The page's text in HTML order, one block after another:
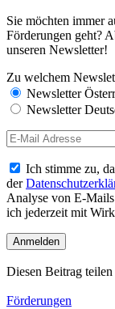
Sie möchten immer
Förderungen geht?
unseren Newsletter!
Zu welchem
Newsletter
Newsletter
Ich stimme zu,
der
Analyse von E-
ich jederzeit mit
Diesen Beitrag teilen
Förderungen